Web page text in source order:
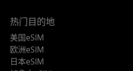
热门目的地
美国eSIM
欧洲eSIM
日本eSIM